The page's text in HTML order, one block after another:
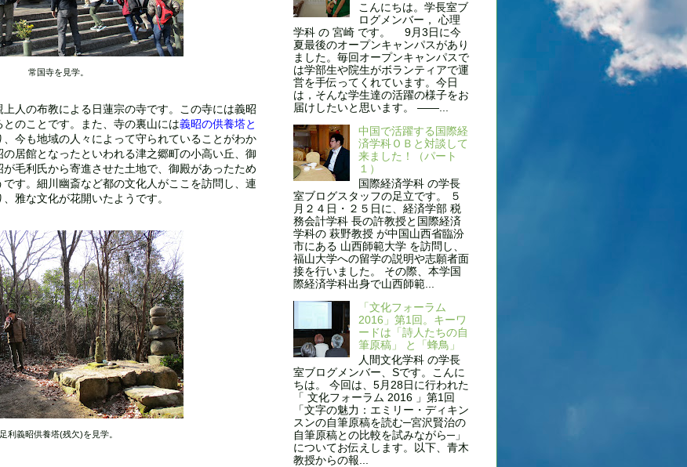
常国寺を見学。
人の布教による日蓮宗の寺です。この寺には義昭
のことです。また、寺の裏山には義昭の供養塔と
、今も地域の人々によって守られていることがわか
居館となったといわれる津之郷町の小高い丘、御
毛利氏から寄進させた土地で、御殿があったため
です。細川幽斎など都の文化人がここを訪問し、連
雅な文化が花開いたようです。
足利義昭供養塔(残欠)を見学。
こんにちは。学長室ブ
ログメンバー， 心理
学科 の 宮崎 です。 9月3日に今
夏最後のオープンキャンパスがあり
ました。毎回オープンキャンパスで
は学部生や院生がボランティアで運
営を手伝ってくれています。今日
は，そんな学生達の活躍の様子をお
届けしたいと思います。 ——...
中国で活躍する国際経
済学科ＯＢと対談して
来ました！（パート
１）
国際経済学科 の学長
室ブログスタッフの足立です。 ５
月２４日・２５日に、経済学部 税
務会計学科 長の許教授と国際経済
学科の 萩野教授 が中国山西省臨汾
市にある 山西師範大学 を訪問し、
福山大学への留学の説明や志願者面
接を行いました。 その際、本学国
際経済学科出身で山西師範...
「文化フォーラム
2016」第1回。キーワ
ードは「詩人たちの自
筆原稿」 と「蜂鳥」
人間文化学科 の学長
室ブログメンバー、Sです。こんに
ちは。 今回は、5月28日に行われた
「 文化フォーラム 2016 」第1回
「文字の魅力：エミリー・ディキン
スンの自筆原稿を読む─宮沢賢治の
自筆原稿との比較を試みながら─」
についてお伝えします。以下、青木
教授からの報...